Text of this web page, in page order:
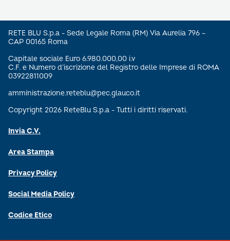
RETE BLU S.p.a - Sede Legale Roma (RM) Via Aurelia 796 –
CAP 00165 Roma
Capitale sociale Euro 6.980.000,00 i.v
C.F. e Numero d’iscrizione del Registro delle Imprese di ROMA
03922811009
amministrazione.reteblu@pec.glauco.it
Copyright 2026 ReteBlu S.p.a - Tutti i diritti riservati.
Invia C.V.
Area Stampa
Privacy Policy
Social Media Policy
Codice Etico